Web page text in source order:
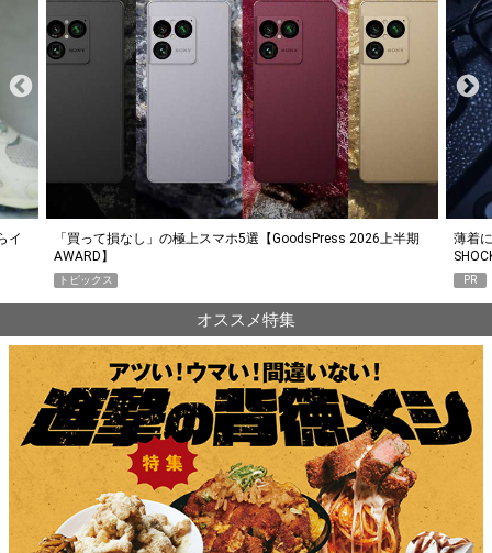
イ
「買って損なし」の極上スマホ5選【GoodsPress 2026上半期
AWARD】
トピックス
薄着
PR
オススメ特集